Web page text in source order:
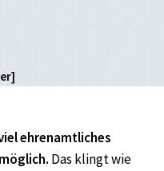
ehrenamtliches
Das klingt wie